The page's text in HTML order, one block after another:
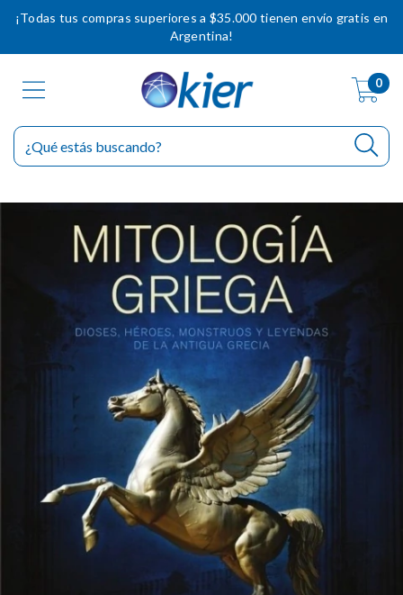
¡Todas tus compras superiores a $35.000 tienen envío gratis en
Argentina!
0